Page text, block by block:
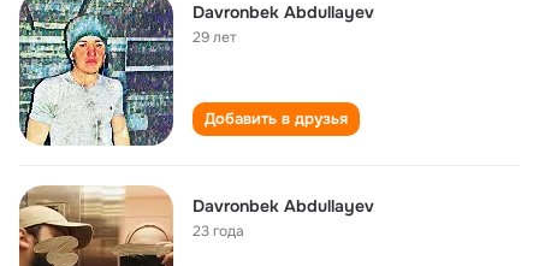
Davronbek Abdullayev
29 лет
Добавить в друзья
Davronbek Abdullayev
23 года